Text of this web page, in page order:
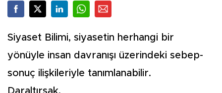
Siyaset Bilimi, siyasetin herhangi bir
yönüyle insan davranışı üzerindeki sebep-
sonuç ilişkileriyle tanımlanabilir.
Daraltırsak.